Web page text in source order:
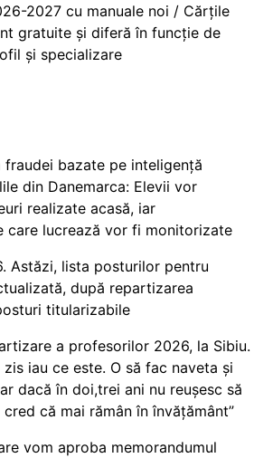
2027 cu manuale noi / Cărțile
gratuite și diferă în funcție de
și specializare
fraudei bazate pe inteligență
din Danemarca: Elevii vor
realizate acasă, iar
care lucrează vor fi monitorizate
Astăzi, lista posturilor pentru
după repartizarea
titularizabile
a profesorilor 2026, la Sibiu.
zis iau ce este. O să fac naveta și
dacă în doi,trei ani nu reușesc să
că mai rămân în învățământ”
vom aproba memorandumul